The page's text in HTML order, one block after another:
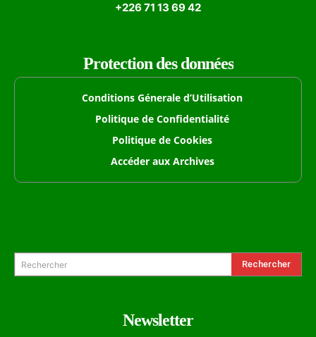
+226 71 13 69 42
Protection des données
Conditions Génerale d’Utilisation
Politique de Confidentialité
Politique de Cookies
Accéder aux Archives
Rechercher Rechercher
Newsletter